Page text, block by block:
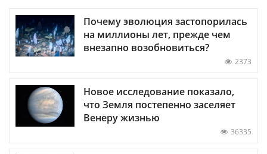
Почему эволюция застопорилась
на миллионы лет, прежде чем
внезапно возобновиться?
2373
Новое исследование показало,
что Земля постепенно заселяет
Венеру жизнью
36335